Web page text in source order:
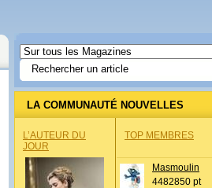
LA COMMUNAUTÉ NOUVELLES
L’AUTEUR DU
JOUR
TOP MEMBRES
Masmoulin
4482850 pt